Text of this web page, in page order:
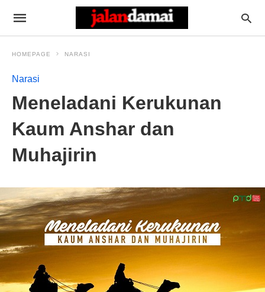
HOMEPAGE NARASI
Narasi
Meneladani Kerukunan
Kaum Anshar dan
Muhajirin